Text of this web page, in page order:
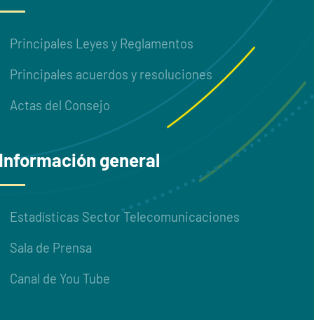
Principales Leyes y Reglamentos
Principales acuerdos y resoluciones
Actas del Consejo
general
Estadísticas Sector Telecomunicaciones
Sala de Prensa
Canal de You Tube